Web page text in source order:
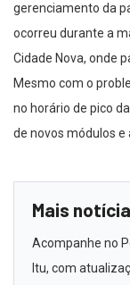
gerenciamento da
ocorreu durante a
Cidade Nova, onde
Mesmo com o
no horário de pico
de novos módulos
Mais
Acompanhe no
Itu, com